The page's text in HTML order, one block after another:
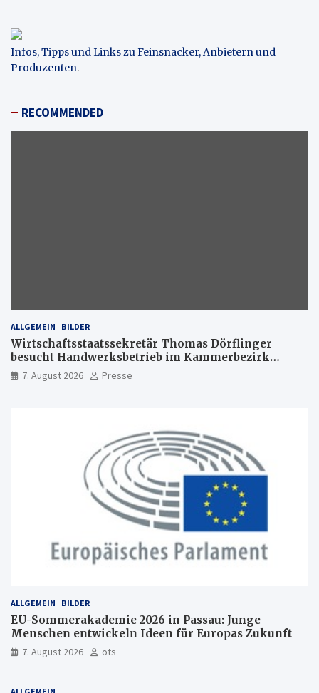
Infos, Tipps und Links zu Feinsnacker, Anbietern und
Produzenten.
RECOMMENDED
ALLGEMEIN BILDER
Wirtschaftsstaatssekretär Thomas Dörflinger
besucht Handwerksbetrieb im Kammerbezirk
Freiburg
7. August 2026 Presse
ALLGEMEIN BILDER
EU-Sommerakademie 2026 in Passau: Junge
Menschen entwickeln Ideen für Europas Zukunft
7. August 2026 ots